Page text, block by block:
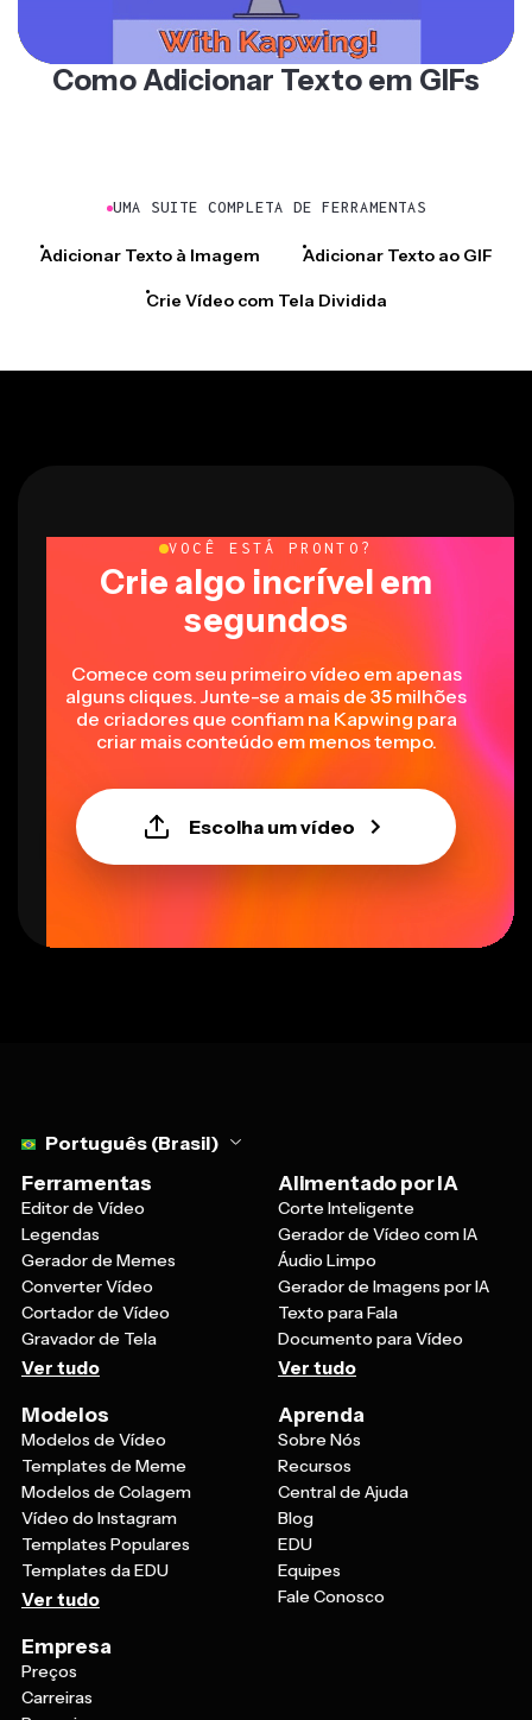
Como Adicionar Texto em GIFs
UMA SUITE COMPLETA DE FERRAMENTAS
Adicionar Texto à Imagem Adicionar Texto ao GIF
Crie Vídeo com Tela Dividida
VOCÊ ESTÁ PRONTO?
Crie algo incrível em
segundos
Comece com seu primeiro vídeo em apenas
alguns cliques. Junte-se a mais de 35 milhões
de criadores que confiam na Kapwing para
criar mais conteúdo em menos tempo.
Escolha um vídeo
Português (Brasil)
Ferramentas
Editor de Vídeo
Legendas
Gerador de Memes
Converter Vídeo
Cortador de Vídeo
Gravador de Tela
Ver tudo
Alimentado por IA
Corte Inteligente
Gerador de Vídeo com IA
Áudio Limpo
Gerador de Imagens por IA
Texto para Fala
Documento para Vídeo
Ver tudo
Modelos
Modelos de Vídeo
Templates de Meme
Modelos de Colagem
Vídeo do Instagram
Templates Populares
Templates da EDU
Ver tudo
Aprenda
Sobre Nós
Recursos
Central de Ajuda
Blog
EDU
Equipes
Fale Conosco
Empresa
Preços
Carreiras